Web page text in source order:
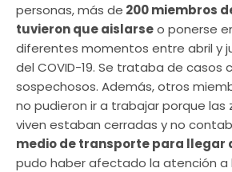
personas, más de 200 miembros
tuvieron que aislarseo ponerse
diferentes momentos entre abril y
del COVID-19. Se trataba de casos
sospechosos. Además, otros
no pudieron ir a trabajar porque las
viven estaban cerradas y no
medio de transporte para llegar
pudo haber afectado la atención a